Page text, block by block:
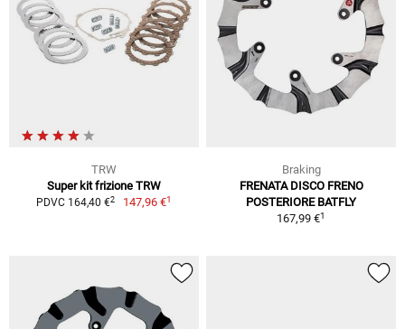
TRW
Super kit frizione TRW
PDVC 164,40 €2 147,96 €1
Braking
FRENATA DISCO FRENO
POSTERIORE BATFLY
167,99 €1